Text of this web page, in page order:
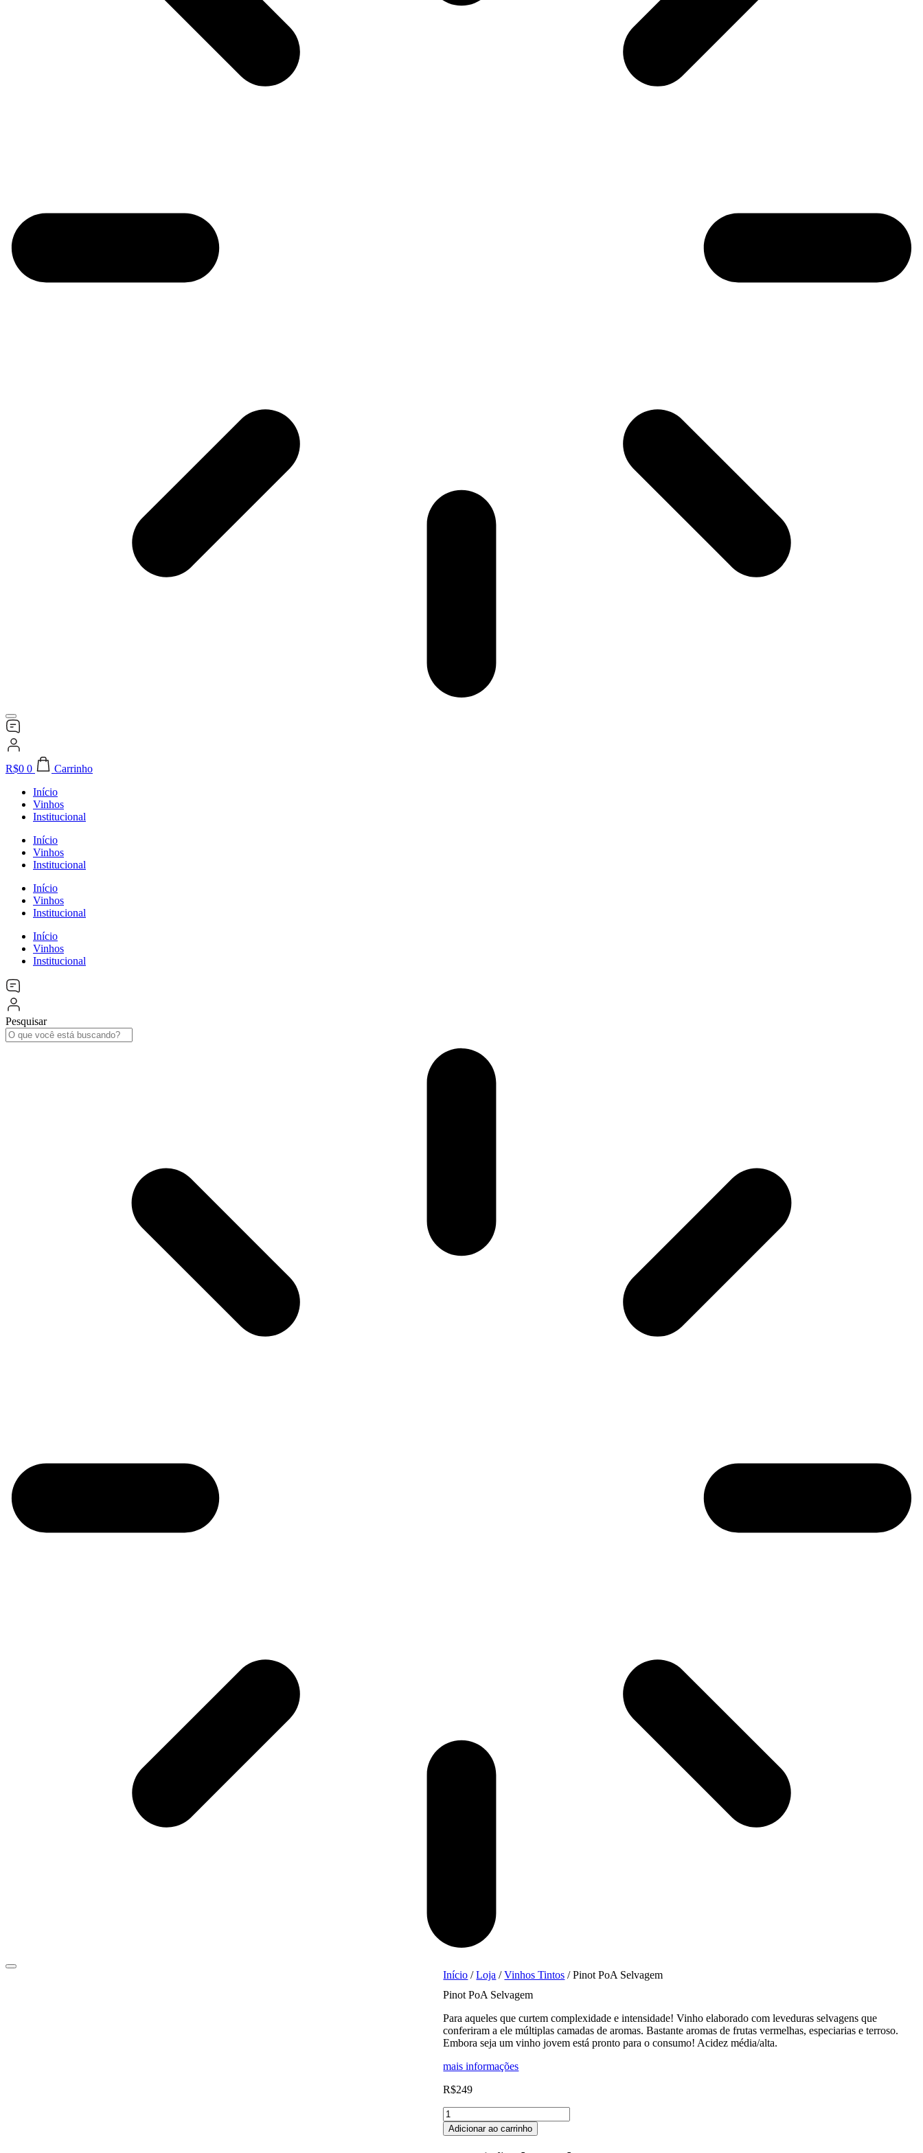
R$0 0
Carrinho
Início
Vinhos
Institucional
Início
Vinhos
Institucional
Início
Vinhos
Institucional
Início
Vinhos
Institucional
Pesquisar
Início /Loja /Vinhos Tintos / Pinot PoA Selvagem
Pinot PoA Selvagem
Para aqueles que curtem complexidade e intensidade! Vinho elaborado com leveduras selvagens que
conferiram a ele múltiplas camadas de aromas. Bastante aromas de frutas vermelhas, especiarias e terroso.
Embora seja um vinho jovem está pronto para o consumo! Acidez média/alta.
mais informações
R$249
Pinot
PoA
Selvagem
Adicionar ao carrinho